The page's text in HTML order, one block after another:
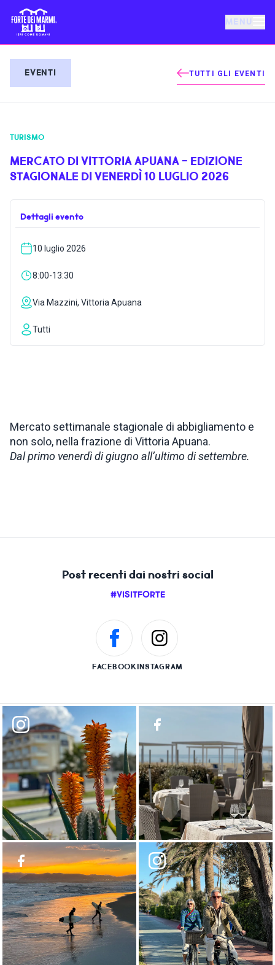
MENU
EVENTI
NOTIZIE
OSPITALITÀ
COSA FARE
ISPIRAZIONI
WEBCAM
ENG
EVENTI TUTTI GLI EVENTI
TURISMO
MERCATO DI VITTORIA APUANA - EDIZIONE
STAGIONALE DI VENERDÌ 10 LUGLIO 2026
Dettagli evento
10 luglio 2026
8:00-13:30
Via Mazzini, Vittoria Apuana
Tutti
Mercato settimanale stagionale di abbigliamento e
non solo, nella frazione di Vittoria Apuana.
Dal primo venerdì di giugno all’ultimo di settembre.
Post recenti dai nostri social
#VISITFORTE
FACEBOOKINSTAGRAM